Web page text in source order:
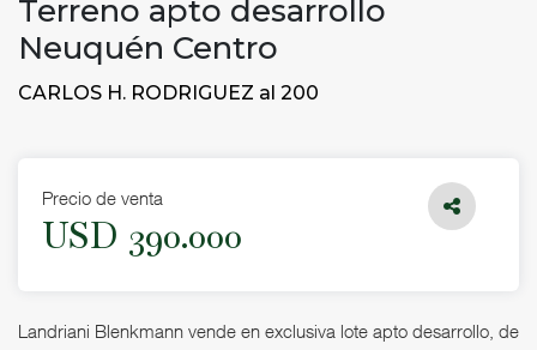
Terreno apto desarrollo
Neuquén Centro
CARLOS H. RODRIGUEZ al 200
Precio de venta
USD 390.000
Landriani Blenkmann vende en exclusiva lote apto desarrollo, de